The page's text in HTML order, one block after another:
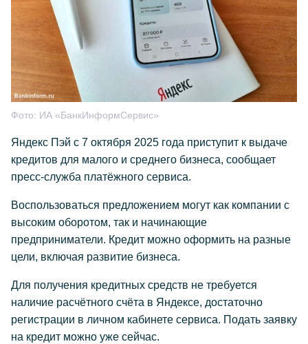
Фото: ИА «БанкИнформСервис»
Яндекс Пэй с 7 октября 2025 года приступит к выдаче
кредитов для малого и среднего бизнеса, сообщает
пресс-служба платёжного сервиса.
Воспользоваться предложением могут как компании с
высоким оборотом, так и начинающие
предприниматели. Кредит можно оформить на разные
цели, включая развитие бизнеса.
Для получения кредитных средств не требуется
наличие расчётного счёта в Яндексе, достаточно
регистрации в личном кабинете сервиса. Подать заявку
на кредит можно уже сейчас.